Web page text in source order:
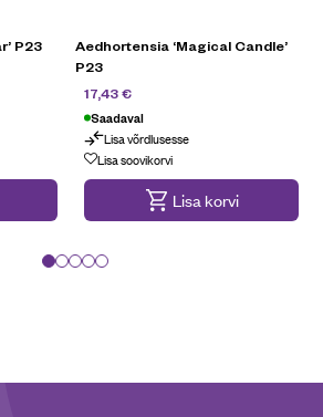
P23
Aedhortensia ‘Magical Candle’
P23
17,43€
Saadaval
Lisa võrdlusesse
Lisa soovikorvi
Lisa korvi